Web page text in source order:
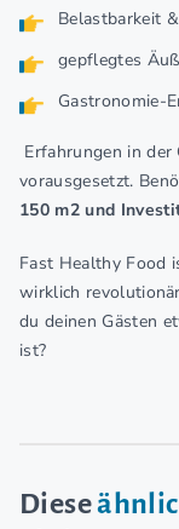
Belastbarkeit
gepflegtes
Gastronomie-
Erfahrungen in
vorausgesetzt.
150 m2 und
Fast Healthy Food
wirklich
du deinen Gästen
ist?
Diese